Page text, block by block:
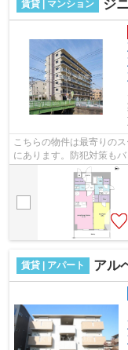
賃貸 | マンション ジ
こちらの物件は最寄りの
にあります。防犯対策も
だと買い物も快適にできま
賃貸 | アパート アル